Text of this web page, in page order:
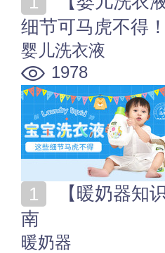
细节可马虎不得！
婴儿洗衣液
1978
南
暖奶器